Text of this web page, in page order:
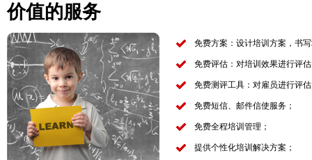
价值的服务
免费方案：设计培训方案，书
免费评估：对培训效果进行评
免费测评工具：对雇员进行评
免费短信、邮件信使服务；
免费全程培训管理；
提供个性化培训解决方案；